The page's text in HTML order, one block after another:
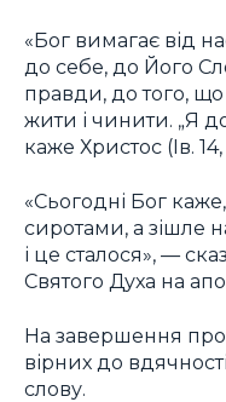
«Бог вимагає від
до себе, до Його
правди, до того,
жити і чинити. „Я
каже Христос (Ів.
«Сьогодні Бог
сиротами, а зішле
і це сталося», —
Святого Духа на
На завершення
вірних до
слову.